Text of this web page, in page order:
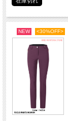
NEW <30%OFF>